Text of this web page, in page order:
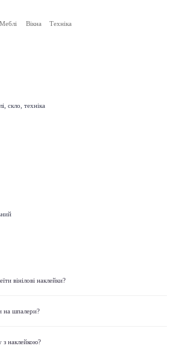
Меблі Вікна Техніка
скло, техніка
вінілові наклейки?
на шпалери?
наклейкою?